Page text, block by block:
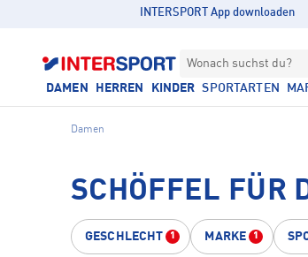
INTERSPORT App downloaden
Wonach suchst du?
DAMEN HERREN KINDER SPORTARTEN
Damen
SCHÖFFEL FÜR
GESCHLECHT 1 MARKE 1